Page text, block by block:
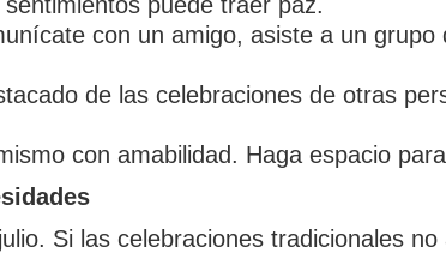
con un amigo, asiste a un
de las celebraciones de otras
con amabilidad. Haga espacio
Si las celebraciones tradicionales